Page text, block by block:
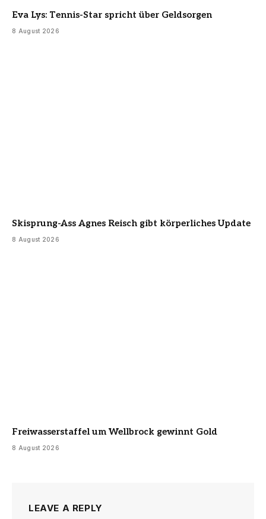
Eva Lys: Tennis-Star spricht über Geldsorgen
8 August 2026
Skisprung-Ass Agnes Reisch gibt körperliches Update
8 August 2026
Freiwasserstaffel um Wellbrock gewinnt Gold
8 August 2026
LEAVE A REPLY